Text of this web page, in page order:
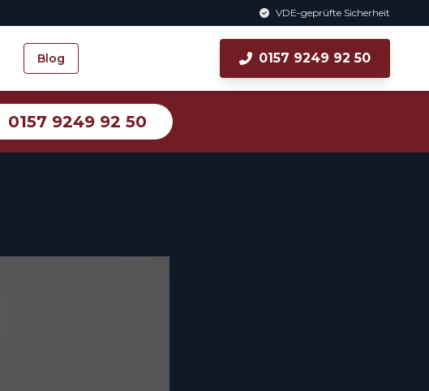
VDE-geprüfte Sicherheit
Blog 0157 9249 92 50
0157 9249 92 50